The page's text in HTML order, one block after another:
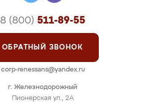
г. Железнодорожный
Пионерская ул., 2А
8 (800) 511-89-55
ОБРАТНЫЙ ЗВОНОК
corp-renessans@yandex.ru